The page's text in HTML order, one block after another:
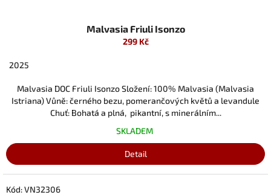
Malvasia Friuli Isonzo
299 Kč
2025
Malvasia DOC Friuli Isonzo Složení: 100% Malvasia (Malvasia
Istriana) Vůně: černého bezu, pomerančových květů a levandule
Chuť: Bohatá a plná, pikantní, s minerálním...
SKLADEM
Detail
Kód:VN32306